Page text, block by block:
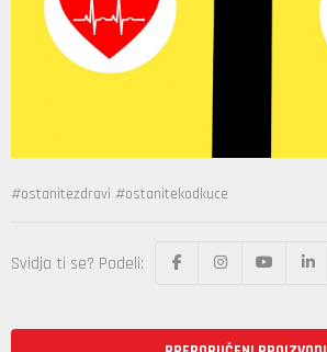
#ostanitezdravi #ostanitekodkuce
Svidja ti se? Podeli: